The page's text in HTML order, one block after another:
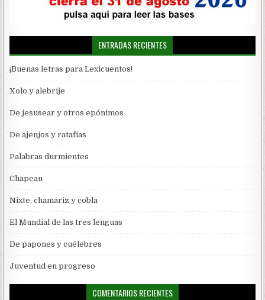
ENTRADAS RECIENTES
¡Buenas letras para Lexicuentos!
Xolo y alebrije
De jesusear y otros epónimos
De ajenjos y ratafías
Palabras durmientes
Chapeau
Nixte, chamariz y cobla
El Mundial de las tres lenguas
De papones y cuélebres
Juventud en progreso
COMENTARIOS RECIENTES